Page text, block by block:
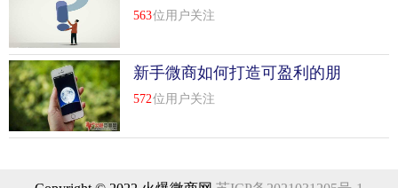
信任感?
563位用户关注
新手微商如何打造可盈利的朋
友圈
572位用户关注